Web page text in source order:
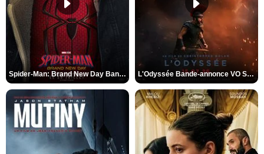
Spider-Man: Brand New Day Bande-annonce VO STFR L'Odyssée Bande-annonce VO STFR